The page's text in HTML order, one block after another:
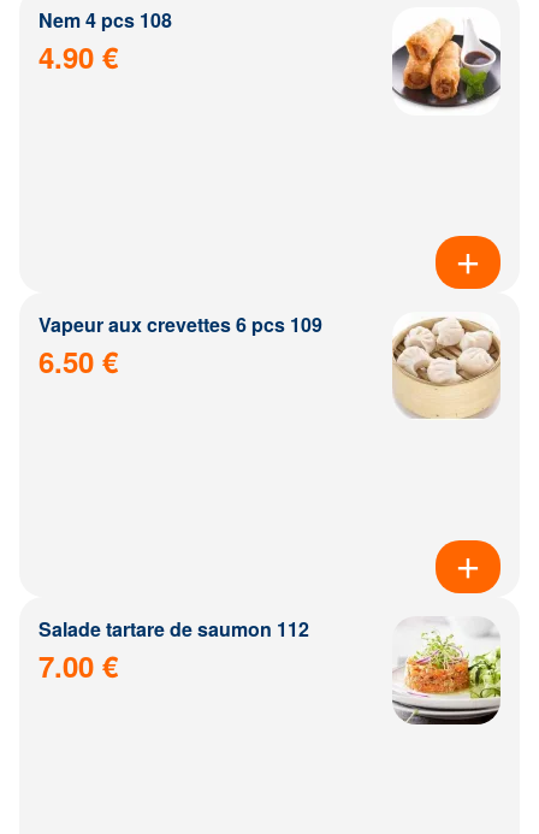
Nem 4 pcs 108
4.90 €
Vapeur aux crevettes 6 pcs 109
6.50 €
Salade tartare de saumon 112
7.00 €